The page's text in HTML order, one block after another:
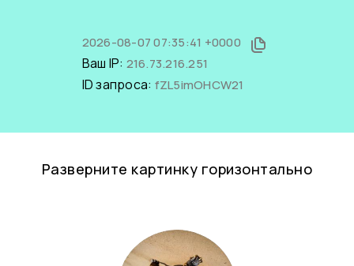
2026-08-07 07:35:41 +0000
Ваш IP: 216.73.216.251
ID запроса: fZL5imOHCW21
Разверните картинку горизонтально